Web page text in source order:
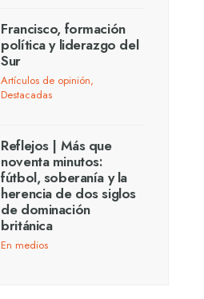
Francisco, formación
política y liderazgo del
Sur
Artículos de opinión,
Destacadas
Reflejos | Más que
noventa minutos:
fútbol, soberanía y la
herencia de dos siglos
de dominación
británica
En medios